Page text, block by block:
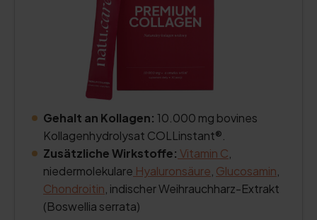
Gehalt an Kollagen: 10.000 mg bovines
Kollagenhydrolysat COLLinstant®.
Zusätzliche Wirkstoffe: Vitamin C
niedermolekulare Hyaluronsäure Glucosamin
Chondroitin , indischer Weihrauchharz-Extrakt
(Boswellia serrata)